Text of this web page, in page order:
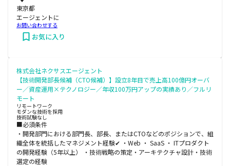
東京都
エージェントに
お問い合わせする
お気に入り
株式会社ネクサスエージェント
【技術開発部長候補（CTO候補）】設立8年目で売上高100億円オーバ
ー／資産運用×テクノロジー／年収100万円アップの実績あり／フルリ
モート
リモートワーク
モダンな技術を採用
技術試験なし
■必須条件
・開発部⾨における部⾨⻑、部⻑、またはCTOなどのポジションで、組
織全体を統括したマネジメント経験✔ ・Web ‧ SaaS ‧ ITプロダクト
の開発経験（5年以上） ・技術戦略の策定‧アーキテクチャ設計‧技術
選定の経験